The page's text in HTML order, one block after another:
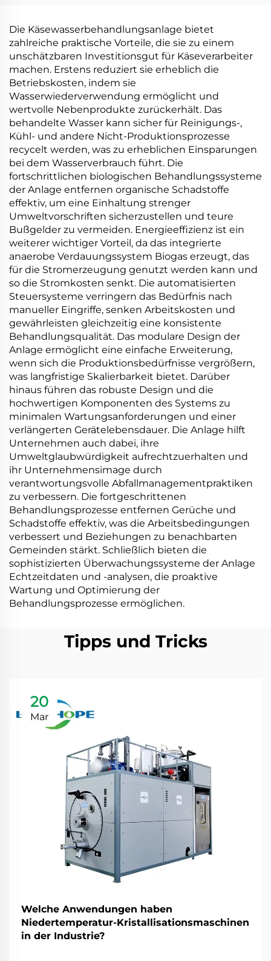
Reduktionsmaschine
Bearbeitungsindustrie
Die Käsewasserbehandlungsanlage bietet
zahlreiche praktische Vorteile, die sie zu einem
unschätzbaren Investitionsgut für Käseverarbeiter
machen. Erstens reduziert sie erheblich die
Betriebskosten, indem sie
Wasserwiederverwendung ermöglicht und
wertvolle Nebenprodukte zurückerhält. Das
behandelte Wasser kann sicher für Reinigungs-,
Kühl- und andere Nicht-Produktionsprozesse
recycelt werden, was zu erheblichen Einsparungen
bei dem Wasserverbrauch führt. Die
fortschrittlichen biologischen Behandlungssysteme
der Anlage entfernen organische Schadstoffe
effektiv, um eine Einhaltung strenger
Umweltvorschriften sicherzustellen und teure
Bußgelder zu vermeiden. Energieeffizienz ist ein
weiterer wichtiger Vorteil, da das integrierte
anaerobe Verdauungssystem Biogas erzeugt, das
für die Stromerzeugung genutzt werden kann und
so die Stromkosten senkt. Die automatisierten
Steuersysteme verringern das Bedürfnis nach
manueller Eingriffe, senken Arbeitskosten und
gewährleisten gleichzeitig eine konsistente
Behandlungsqualität. Das modulare Design der
Anlage ermöglicht eine einfache Erweiterung,
wenn sich die Produktionsbedürfnisse vergrößern,
was langfristige Skalierbarkeit bietet. Darüber
hinaus führen das robuste Design und die
hochwertigen Komponenten des Systems zu
minimalen Wartungsanforderungen und einer
verlängerten Gerätelebensdauer. Die Anlage hilft
Unternehmen auch dabei, ihre
Umweltglaubwürdigkeit aufrechtzuerhalten und
ihr Unternehmensimage durch
verantwortungsvolle Abfallmanagementpraktiken
zu verbessern. Die fortgeschrittenen
Behandlungsprozesse entfernen Gerüche und
Schadstoffe effektiv, was die Arbeitsbedingungen
verbessert und Beziehungen zu benachbarten
Gemeinden stärkt. Schließlich bieten die
sophistizierten Überwachungssysteme der Anlage
Echtzeitdaten und -analysen, die proaktive
Wartung und Optimierung der
Behandlungsprozesse ermöglichen.
Tipps und Tricks
20
Mar
Welche Anwendungen haben
Niedertemperatur-Kristallisationsmaschinen
in der Industrie?